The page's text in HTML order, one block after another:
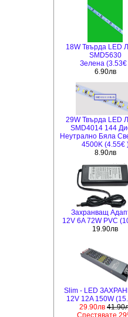
18W Твърда LED
SMD5630
Зелена (3.53€
6.90лв
29W Твърда LED
SMD4014 144
Неутрално Бяла
4500K (4.55€
8.90лв
Захранващ
12V 6A 72W PVC
19.90лв
Slim - LED
12V 12A 150W
29.90лв
Спестявате